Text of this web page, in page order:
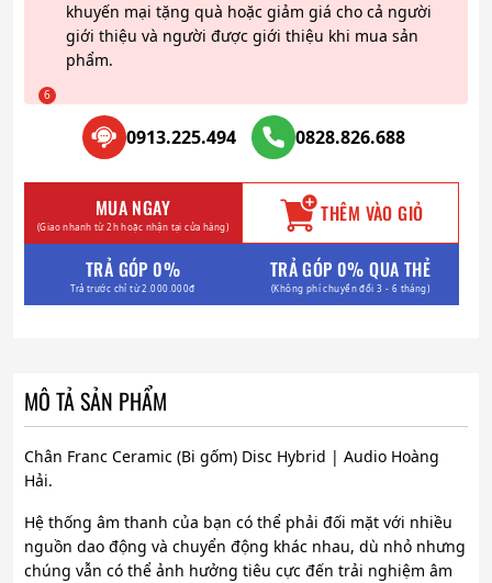
khuyến mại tặng quà hoặc giảm giá cho cả người
giới thiệu và người được giới thiệu khi mua sản
phẩm.
0913.225.494 0828.826.688
MUA NGAY
(Giao nhanh từ 2h hoặc nhận tại cửa hàng) THÊM VÀO GIỎ
TRẢ GÓP 0%
Trả trước chỉ từ 2.000.000đ
TRẢ GÓP 0% QUA THẺ
(Không phí chuyển đổi 3 - 6 tháng)
MÔ TẢ SẢN PHẨM
Chân Franc Ceramic (Bi gốm) Disc Hybrid | Audio Hoàng
Hải.
Hệ thống âm thanh của bạn có thể phải đối mặt với nhiều
nguồn dao động và chuyển động khác nhau, dù nhỏ nhưng
chúng vẫn có thể ảnh hưởng tiêu cực đến trải nghiệm âm